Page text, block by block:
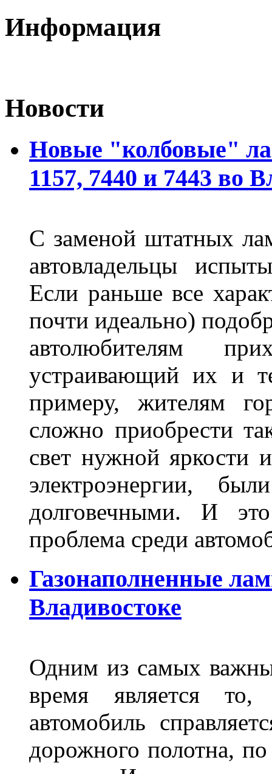
Информация
Новости
Новые "колбовые"
1157, 7440 и 7443 во
С заменой штатных
автовладельцы
Если раньше все
почти идеально)
автолюбителям
устраивающий их и
примеру, жителям
сложно приобрести
свет нужной яркости
электроэнергии,
долговечными. И
проблема среди
Газонаполненные
Владивостоке
Одним из самых
время является то,
автомобиль
дорожного полотна,